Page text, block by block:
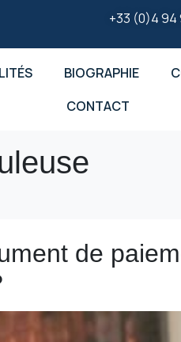
+33 (0)4 94
BIOGRAPHIE
CONTACT
de